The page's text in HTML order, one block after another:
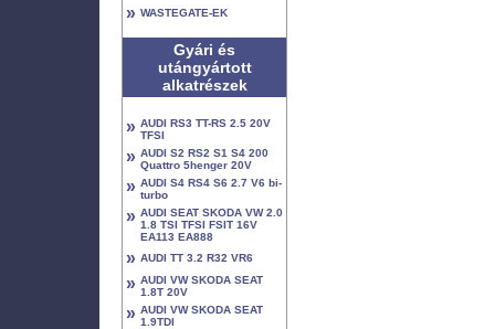
» WASTEGATE-EK
Gyári és
utángyártott
alkatrészek
» AUDI RS3 TT-RS 2.5 20V
TFSI
» AUDI S2 RS2 S1 S4 200
Quattro 5henger 20V
» AUDI S4 RS4 S6 2.7 V6 bi-
turbo
» AUDI SEAT SKODA VW 2.0
1.8 TSI TFSI FSIT 16V
EA113 EA888
» AUDI TT 3.2 R32 VR6
» AUDI VW SKODA SEAT
1.8T 20V
» AUDI VW SKODA SEAT
1.9TDI